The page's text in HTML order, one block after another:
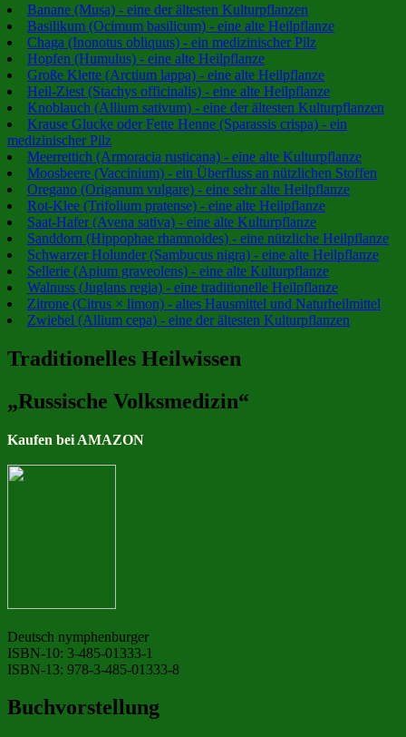
Banane (Musa) - eine der ältesten Kulturpflanzen
Basilikum (Ocimum basilicum) - eine alte Heilpflanze
Chaga (Inonotus obliquus) - ein medizinischer Pilz
Hopfen (Humulus) - eine alte Heilpflanze
Große Klette (Arctium lappa) - eine alte Heilpflanze
Heil-Ziest (Stachys officinalis) - eine alte Heilpflanze
Knoblauch (Allium sativum) - eine der ältesten Kulturpflanzen
Krause Glucke oder Fette Henne (Sparassis crispa) - ein
medizinischer Pilz
Meerrettich (Armoracia rusticana) - eine alte Kulturpflanze
Moosbeere (Vaccinium) - ein Überfluss an nützlichen Stoffen
Oregano (Origanum vulgare) - eine sehr alte Heilpflanze
Rot-Klee (Trifolium pratense) - eine alte Heilpflanze
Saat-Hafer (Avena sativa) - eine alte Kulturpflanze
Sanddorn (Hippophae rhamnoides) - eine nützliche Heilpflanze
Schwarzer Holunder (Sambucus nigra) - eine alte Heilpflanze
Sellerie (Apium graveolens) - eine alte Kulturpflanze
Walnuss (Juglans regia) - eine traditionelle Heilpflanze
Zitrone (Citrus × limon) - altes Hausmittel und Naturheilmittel
Zwiebel (Allium cepa) - eine der ältesten Kulturpflanzen
Traditionelles Heilwissen
„Russische Volksmedizin“
Kaufen bei AMAZON
Deutsch nymphenburger
ISBN-10: 3-485-01333-1
ISBN-13: 978-3-485-01333-8
Buchvorstellung